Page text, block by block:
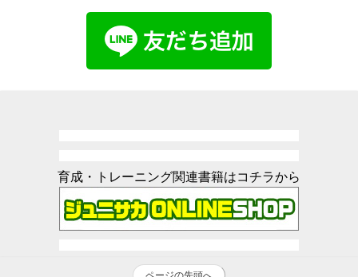
育成・トレーニング関連書籍はコチラから